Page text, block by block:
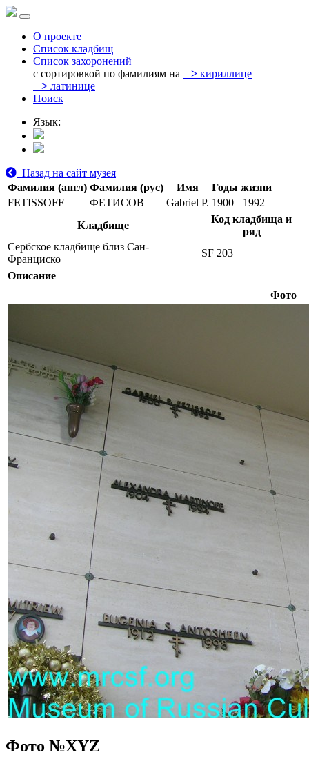
О проекте
Список кладбищ
Список захоронений
с сортировкой по фамилиям на
> кириллице
> латинице
Поиск
Язык:
Назад на сайт музея
Фамилия (англ) Фамилия (рус) Имя
Годы жизни
FETISSOFF
ФЕТИСОВ Gabriel P. 1900
1992
Кладбище
Код кладбища и
ряд
Сербское кладбище близ Сан-
Франциско
SF 203
Описание
Фото
Фото №XYZ